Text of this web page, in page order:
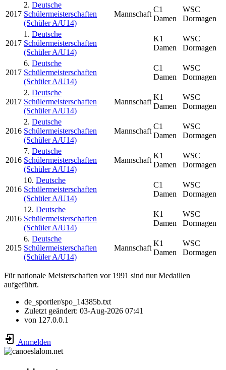
2017
2. Deutsche
Schülermeisterschaften
(Schüler A/U14)
Mannschaft
C1
Damen
WSC
Dormagen
2017
1. Deutsche
Schülermeisterschaften
(Schüler A/U14)
K1
Damen
WSC
Dormagen
2017
6. Deutsche
Schülermeisterschaften
(Schüler A/U14)
C1
Damen
WSC
Dormagen
2017
2. Deutsche
Schülermeisterschaften
(Schüler A/U14)
Mannschaft
K1
Damen
WSC
Dormagen
2016
2. Deutsche
Schülermeisterschaften
(Schüler A/U14)
Mannschaft
C1
Damen
WSC
Dormagen
2016
7. Deutsche
Schülermeisterschaften
(Schüler A/U14)
Mannschaft
K1
Damen
WSC
Dormagen
2016
10. Deutsche
Schülermeisterschaften
(Schüler A/U14)
C1
Damen
WSC
Dormagen
2016
12. Deutsche
Schülermeisterschaften
(Schüler A/U14)
K1
Damen
WSC
Dormagen
2015
6. Deutsche
Schülermeisterschaften
(Schüler A/U14)
Mannschaft
K1
Damen
WSC
Dormagen
Für nationale Meisterschaften vor 1991 sind nur Medaillen
aufgeführt.
de_sportler/spo_14385b.txt
Zuletzt geändert: 03-Aug-2026 07:41
von 127.0.0.1
Anmelden